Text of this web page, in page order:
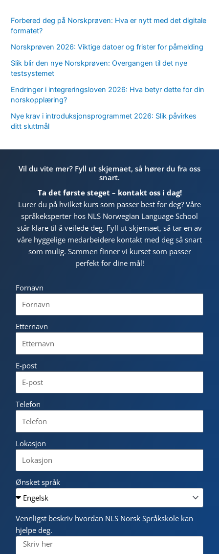
Forbered deg på Norskprøven: Hva er nytt med det digitale
formatet?
Norskprøven 2026: Viktige datoer og frister for påmelding
Slik blir den nye Norskprøven: Overgangen til det nye
testsystemet
Endringer i integreringsloven 2026: Hva betyr dette for din
norskopplæring?
Nye krav i introduksjonsprogrammet 2026: Slik påvirkes
ditt sluttmål
Vil du vite mer? Fyll ut skjemaet, så hører du fra oss
snart.
Ta det første steget – kontakt oss i dag!
Lurer du på hvilket kurs som passer best for deg? Våre
språkeksperter hos NLS Norwegian Language School
står klare til å veilede deg. Fyll ut skjemaet, så tar en av
våre hyggelige medarbeidere kontakt med deg så snart
som mulig. Sammen finner vi kurset som passer
perfekt for dine mål!
Fornavn
Etternavn
E-post
Telefon
Lokasjon
Ønsket språk
Vennligst beskriv hvordan NLS Norsk Språkskole kan
hjelpe deg.